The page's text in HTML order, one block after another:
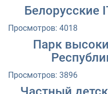
Белорусские
Просмотров: 4018
Парк
Просмотров: 3896